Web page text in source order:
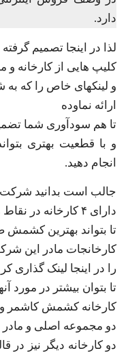
دارد.
لذا در اینجا تصمیم
کلیپ هایی از کارخانه و
و لینکهای خاص را که
ارائه نماوده
تا هم سودآوری شما
و با قطعیت بهتری
انجام دهید.
جالب است بدانید
دارای ۴ کارخانه در نقاط مختلف ایران بوده
تا بتواند بهترین کشمش
کارخانجات مادر این
را در اینجا لینک گذاری
تا بتوان بیشتر در مورد
کارخانه کشمش کاشمر و
دو مجموعه اصلی و
دو کارخانه دیگر نیز